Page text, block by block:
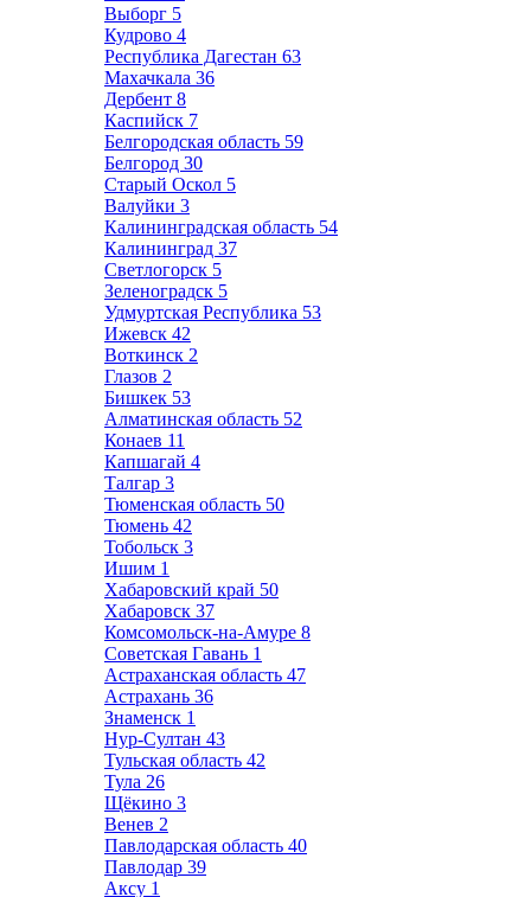
Выборг 5
Кудрово 4
Республика Дагестан 63
Махачкала 36
Дербент 8
Каспийск 7
Белгородская область 59
Белгород 30
Старый Оскол 5
Валуйки 3
Калининградская область 54
Калининград 37
Светлогорск 5
Зеленоградск 5
Удмуртская Республика 53
Ижевск 42
Воткинск 2
Глазов 2
Бишкек 53
Алматинская область 52
Конаев 11
Капшагай 4
Талгар 3
Тюменская область 50
Тюмень 42
Тобольск 3
Ишим 1
Хабаровский край 50
Хабаровск 37
Комсомольск-на-Амуре 8
Советская Гавань 1
Астраханская область 47
Астрахань 36
Знаменск 1
Нур-Султан 43
Тульская область 42
Тула 26
Щёкино 3
Венев 2
Павлодарская область 40
Павлодар 39
Аксу 1